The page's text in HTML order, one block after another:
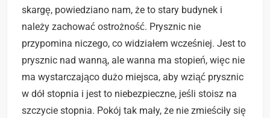
skargę, powiedziano nam, że to stary budynek i
należy zachować ostrożność. Prysznic nie
przypomina niczego, co widziałem wcześniej. Jest to
prysznic nad wanną, ale wanna ma stopień, więc nie
ma wystarczająco dużo miejsca, aby wziąć prysznic
w dół stopnia i jest to niebezpieczne, jeśli stoisz na
szczycie stopnia. Pokój tak mały, że nie zmieściły się